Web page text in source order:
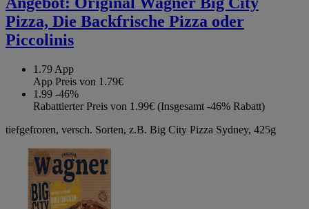
Pizza, Die Backfrische Pizza oder
Piccolinis
1.79 App
App Preis von 1.79€
1.99 -46%
Rabattierter Preis von 1.99€ (Insgesamt -46% Rabatt)
tiefgefroren, versch. Sorten, z.B. Big City Pizza Sydney, 425g